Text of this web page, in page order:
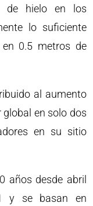
de hielo en los
lo suficiente
0.5 metros de
al aumento
en solo dos
en su sitio
años desde abril
y se basan en